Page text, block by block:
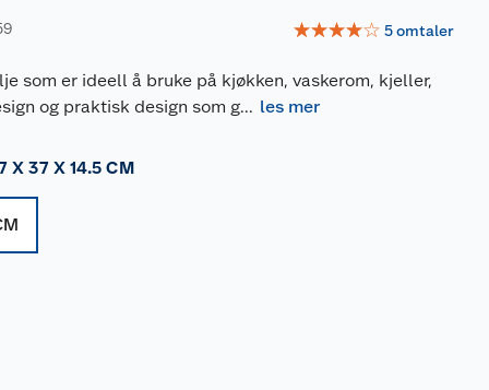
☆☆☆☆☆ 5omtaler
som er ideell å bruke på kjøkken, vaskerom, kjeller,
og praktisk design som g... les mer
X 37 X 14.5 CM